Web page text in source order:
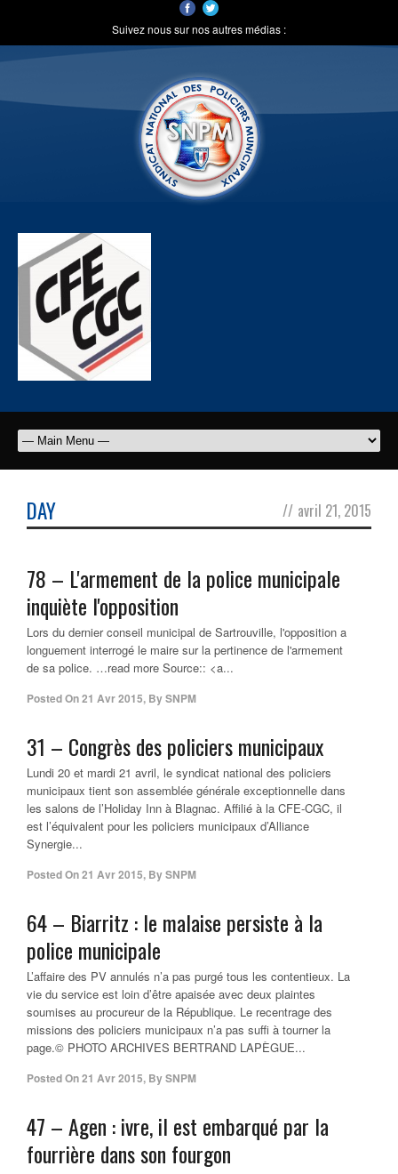
Suivez nous sur nos autres médias :
DAY // avril 21, 2015
78 – L'armement de la police municipale
inquiète l'opposition
Lors du dernier conseil municipal de Sartrouville, l'opposition a
longuement interrogé le maire sur la pertinence de l'armement
de sa police. …read more Source:: <a...
Posted On21 Avr 2015, BySNPM
31 – Congrès des policiers municipaux
Lundi 20 et mardi 21 avril, le syndicat national des policiers
municipaux tient son assemblée générale exceptionnelle dans
les salons de l’Holiday Inn à Blagnac. Affilié à la CFE-CGC, il
est l’équivalent pour les policiers municipaux d’Alliance
Synergie...
Posted On21 Avr 2015, BySNPM
64 – Biarritz : le malaise persiste à la
police municipale
L’affaire des PV annulés n’a pas purgé tous les contentieux. La
vie du service est loin d’être apaisée avec deux plaintes
soumises au procureur de la République. Le recentrage des
missions des policiers municipaux n’a pas suffi à tourner la
page.© PHOTO ARCHIVES BERTRAND LAPÈGUE...
Posted On21 Avr 2015, BySNPM
47 – Agen : ivre, il est embarqué par la
fourrière dans son fourgon